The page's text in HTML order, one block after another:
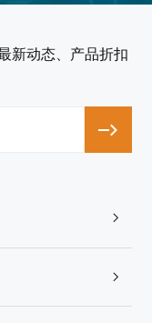
新动态、产品折扣

